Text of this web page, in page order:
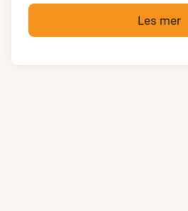
Les mer